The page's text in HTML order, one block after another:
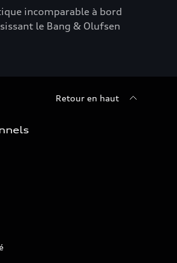
incomparable à bord
le Bang & Olufsen
Retour en haut